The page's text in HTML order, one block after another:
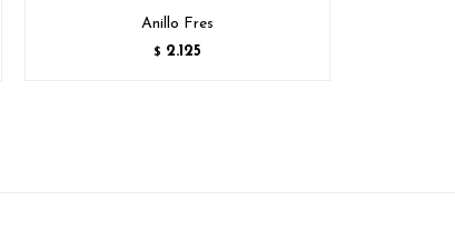
Anillo Fres
$ 2.125